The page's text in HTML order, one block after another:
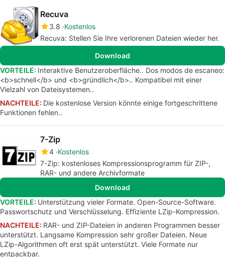
Recuva
3.8 Kostenlos
Recuva: Stellen Sie Ihre verlorenen Dateien wieder her.
Download
VORTEILE: Interaktive Benutzeroberfläche.. Dos modos de escaneo:
<b>schnell</b> und <b>gründlich</b>.. Kompatibel mit einer
Vielzahl von Dateisystemen..
NACHTEILE: Die kostenlose Version könnte einige fortgeschrittene
Funktionen fehlen..
7-Zip
4 Kostenlos
7-Zip: kostenloses Kompressionsprogramm für ZIP-,
RAR- und andere Archivformate
Download
VORTEILE: Unterstützung vieler Formate. Open-Source-Software.
Passwortschutz und Verschlüsselung. Effiziente LZip-Kompression.
NACHTEILE: RAR- und ZIP-Dateien in anderen Programmen besser
unterstützt. Langsame Kompression sehr großer Dateien. Neue
LZip-Algorithmen oft erst spät unterstützt. Viele Formate nur
entpackbar.